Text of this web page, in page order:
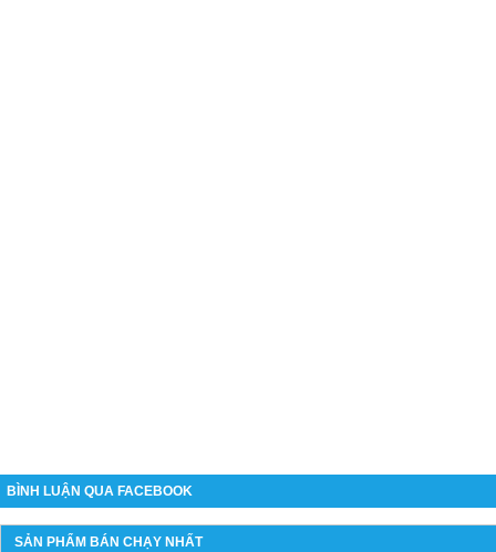
BÌNH LUẬN QUA FACEBOOK
SẢN PHẨM BÁN CHẠY NHẤT